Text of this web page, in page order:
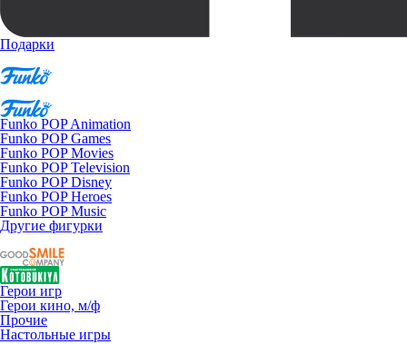
Подарки
Funko POP Animation
Funko POP Games
Funko POP Movies
Funko POP Television
Funko POP Disney
Funko POP Heroes
Funko POP Music
Другие фигурки
Герои игр
Герои кино, м/ф
Прочие
Настольные игры